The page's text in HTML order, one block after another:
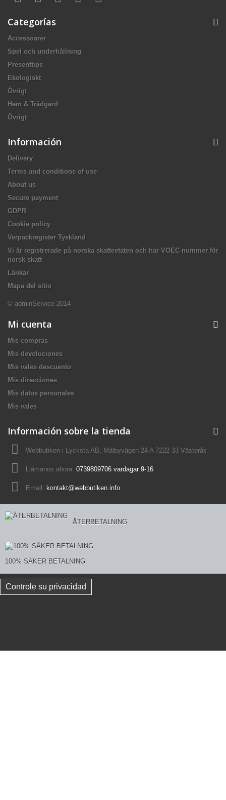
Categorías
Accessoarer
Spel och underhållning
Presenttips
Ekologiskt
Övrigt
Hem & Trädgård
Övrigt
Información
Delivery
Terms and conditions of use
About us
Secure payment
GDPR
Cookie policy
Verpackregister Tyskland
Vi är registrerade på norska skatteetaten och har VOEC nummer för
norsk skatt
Länkar
Mapa del sitio
© adminService 2014
Mi cuenta
Mis compras
Mis devoluciones
Mis vales descuento
Mis direcciones
Mis datos personales
Mis vales
Información sobre la tienda
Webbutiken i Lycksta AB, Mälbyvägen 24 A 7222 33 Västerås
Llámanos ahora: 0739809706 vardagar 9-16
Email: kontakt@webbutiken.info
ÅTERBETALNING
100% SÄKER BETALNING
Controle su privacidad